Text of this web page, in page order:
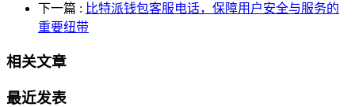
下一篇 : 比特派钱包客服电话，保障用户安全与服务的
重要纽带
相关文章
最近发表